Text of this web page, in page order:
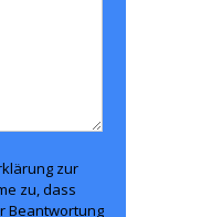
zur
zu, dass
Beantwortung